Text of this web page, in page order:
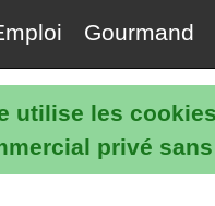
utilise les
privé
Gourmand